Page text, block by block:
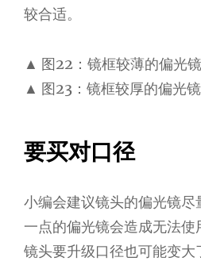
较合适。
▲ 图22：镜框较薄的偏光
▲ 图23：镜框较厚的偏光
要买对口径
小编会建议镜头的偏光镜
一点的偏光镜会造成无法
镜头要升级口径也可能变